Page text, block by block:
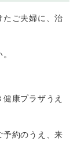
ご夫婦に、治
康プラザうえ
約のうえ、来